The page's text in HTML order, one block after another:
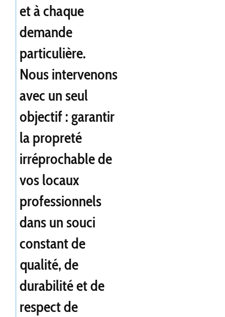
et à chaque
demande
particulière.
Nous intervenons
avec un seul
objectif : garantir
la propreté
irréprochable de
vos locaux
professionnels
dans un souci
constant de
qualité, de
durabilité et de
respect de